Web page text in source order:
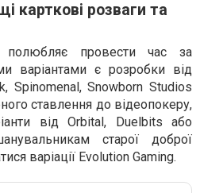
карткові розваги та
провести час за
варіантами є розробки від
Spinomenal, Snowborn Studios
ставлення до відеопокеру,
від Orbital, Duelbits або
старої доброї
варіації Evolution Gaming.